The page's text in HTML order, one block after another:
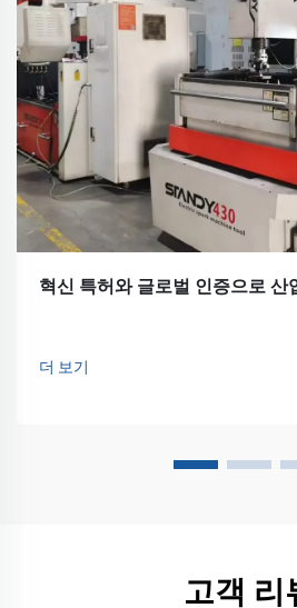
혁신 특허와 글로벌 인증으로 산
더 보기
고객 리